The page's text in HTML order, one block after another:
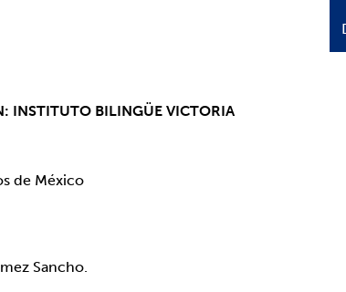
INSTITUTO BILINGÜE VICTORIA
de México
Sancho.